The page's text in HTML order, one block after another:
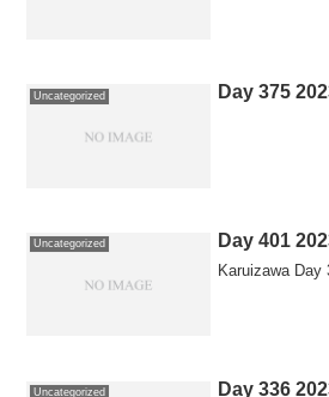
Uncategorized Day 375
Uncategorized Day 401
Karuizawa Day
Uncategorized Day 336